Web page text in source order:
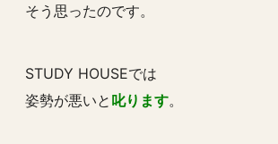
そう思ったのです。
STUDY HOUSEでは
姿勢が悪いと 叱ります。